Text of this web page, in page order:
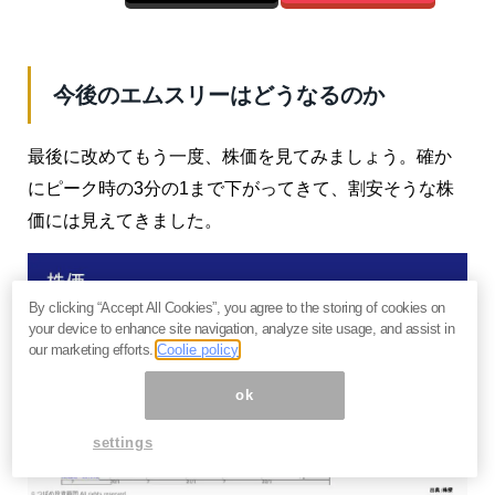
今後のエムスリーはどうなるのか
最後に改めてもう一度、株価を見てみましょう。確か
にピーク時の3分の1まで下がってきて、割安そうな株
価には見えてきました。
By clicking “Accept All Cookies”, you agree to the storing of cookies on
your device to enhance site navigation, analyze site usage, and assist in
our marketing efforts.Coolie policy
ok
settings